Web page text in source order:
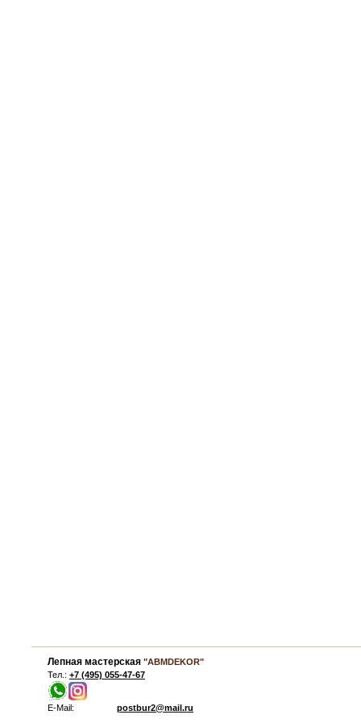
Лепная мастерская "ABMDEKOR"
Тел.: +7 (495) 055-47-67
E-Mail: postbur2@mail.ru